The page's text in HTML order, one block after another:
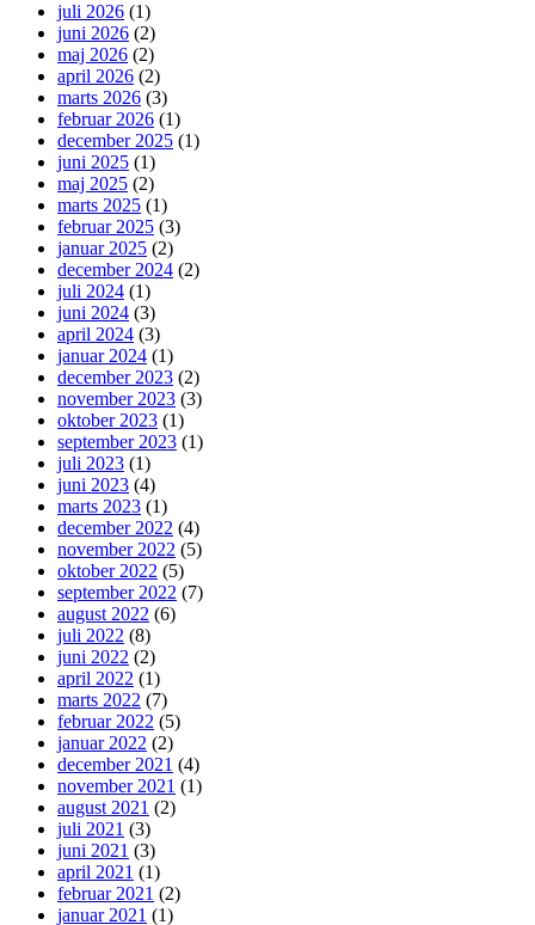
juli 2026 (1)
juni 2026 (2)
maj 2026 (2)
april 2026 (2)
marts 2026 (3)
februar 2026 (1)
december 2025 (1)
juni 2025 (1)
maj 2025 (2)
marts 2025 (1)
februar 2025 (3)
januar 2025 (2)
december 2024 (2)
juli 2024 (1)
juni 2024 (3)
april 2024 (3)
januar 2024 (1)
december 2023 (2)
november 2023 (3)
oktober 2023 (1)
september 2023 (1)
juli 2023 (1)
juni 2023 (4)
marts 2023 (1)
december 2022 (4)
november 2022 (5)
oktober 2022 (5)
september 2022 (7)
august 2022 (6)
juli 2022 (8)
juni 2022 (2)
april 2022 (1)
marts 2022 (7)
februar 2022 (5)
januar 2022 (2)
december 2021 (4)
november 2021 (1)
august 2021 (2)
juli 2021 (3)
juni 2021 (3)
april 2021 (1)
februar 2021 (2)
januar 2021 (1)